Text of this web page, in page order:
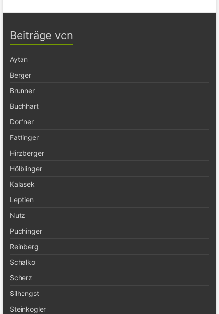
Beiträge von
Aytan
Berger
Brunner
Buchhart
Dorfner
Fattinger
Hirzberger
Hölblinger
Kalasek
Leptien
Nutz
Puchinger
Reinberg
Schalko
Scherz
Silhengst
Steinkogler